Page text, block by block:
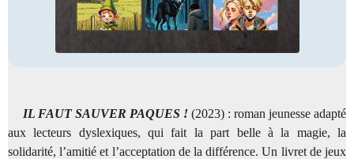
IL FAUT SAUVER PAQUES !(2023) : roman jeunesse adapté
aux lecteurs dyslexiques, qui fait la part belle à la magie, la
solidarité, l’amitié et l’acceptation de la différence. Un livret de jeux